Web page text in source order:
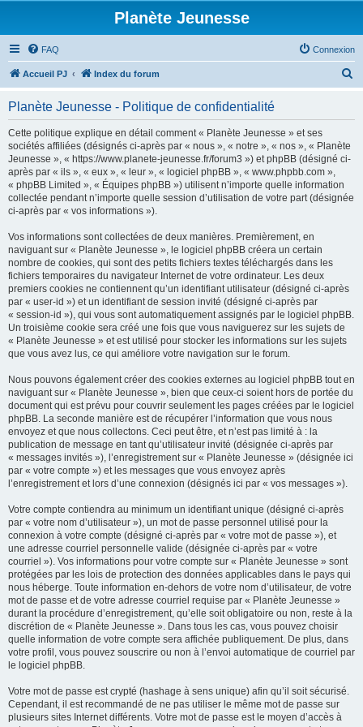
Planète Jeunesse
FAQ Connexion
Accueil PJ Index du forum
Planète Jeunesse - Politique de confidentialité
Cette politique explique en détail comment « Planète Jeunesse » et ses
sociétés affiliées (désignés ci-après par « nous », « notre », « nos », « Planète
Jeunesse », « https://www.planete-jeunesse.fr/forum3 ») et phpBB (désigné ci-
après par « ils », « eux », « leur », « logiciel phpBB », « www.phpbb.com »,
« phpBB Limited », « Équipes phpBB ») utilisent n’importe quelle information
collectée pendant n’importe quelle session d’utilisation de votre part (désignée
ci-après par « vos informations »).
Vos informations sont collectées de deux manières. Premièrement, en
naviguant sur « Planète Jeunesse », le logiciel phpBB créera un certain
nombre de cookies, qui sont des petits fichiers textes téléchargés dans les
fichiers temporaires du navigateur Internet de votre ordinateur. Les deux
premiers cookies ne contiennent qu’un identifiant utilisateur (désigné ci-après
par « user-id ») et un identifiant de session invité (désigné ci-après par
« session-id »), qui vous sont automatiquement assignés par le logiciel phpBB.
Un troisième cookie sera créé une fois que vous naviguerez sur les sujets de
« Planète Jeunesse » et est utilisé pour stocker les informations sur les sujets
que vous avez lus, ce qui améliore votre navigation sur le forum.
Nous pouvons également créer des cookies externes au logiciel phpBB tout en
naviguant sur « Planète Jeunesse », bien que ceux-ci soient hors de portée du
document qui est prévu pour couvrir seulement les pages créées par le logiciel
phpBB. La seconde manière est de récupérer l’information que vous nous
envoyez et que nous collectons. Ceci peut être, et n’est pas limité à : la
publication de message en tant qu’utilisateur invité (désignée ci-après par
« messages invités »), l’enregistrement sur « Planète Jeunesse » (désignée ici
par « votre compte ») et les messages que vous envoyez après
l’enregistrement et lors d’une connexion (désignés ici par « vos messages »).
Votre compte contiendra au minimum un identifiant unique (désigné ci-après
par « votre nom d’utilisateur »), un mot de passe personnel utilisé pour la
connexion à votre compte (désigné ci-après par « votre mot de passe »), et
une adresse courriel personnelle valide (désignée ci-après par « votre
courriel »). Vos informations pour votre compte sur « Planète Jeunesse » sont
protégées par les lois de protection des données applicables dans le pays qui
nous héberge. Toute information en-dehors de votre nom d’utilisateur, de votre
mot de passe et de votre adresse courriel requise par « Planète Jeunesse »
durant la procédure d’enregistrement, qu’elle soit obligatoire ou non, reste à la
discrétion de « Planète Jeunesse ». Dans tous les cas, vous pouvez choisir
quelle information de votre compte sera affichée publiquement. De plus, dans
votre profil, vous pouvez souscrire ou non à l’envoi automatique de courriel par
le logiciel phpBB.
Votre mot de passe est crypté (hashage à sens unique) afin qu’il soit sécurisé.
Cependant, il est recommandé de ne pas utiliser le même mot de passe sur
plusieurs sites Internet différents. Votre mot de passe est le moyen d’accès à